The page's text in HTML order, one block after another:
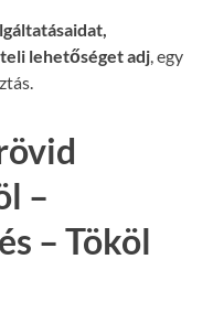
lehetőséget adj, egy
–
– Tököl